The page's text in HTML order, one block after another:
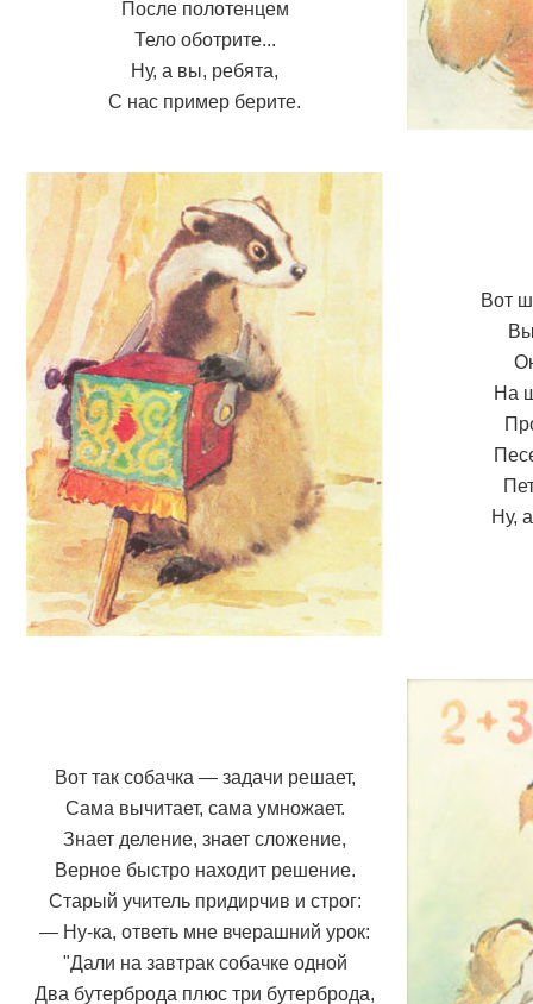
После полотенцем
Тело оботрите...
Ну, а вы, ребята,
С нас пример берите.
Вот
На
Ну,
Вот так собачка — задачи решает,
Сама вычитает, сама умножает.
Знает деление, знает сложение,
Верное быстро находит решение.
Старый учитель придирчив и строг:
— Ну-ка, ответь мне вчерашний урок:
"Дали на завтрак собачке одной
Два бутерброда плюс три бутерброда,